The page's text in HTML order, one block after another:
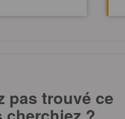
pas trouvé ce